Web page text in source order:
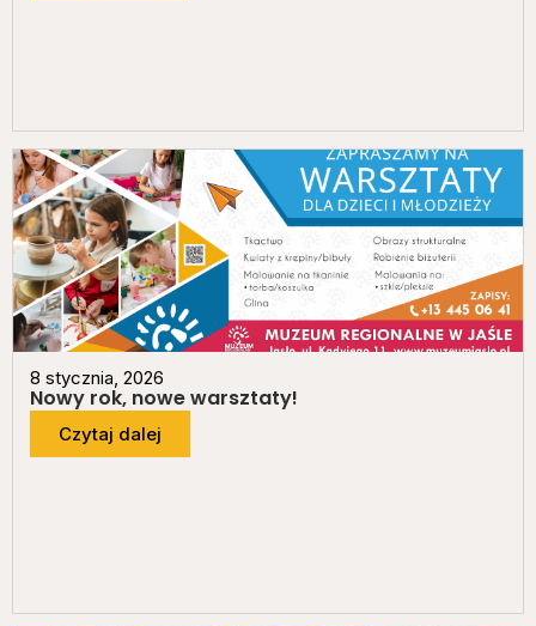
8 stycznia, 2026
Nowy rok, nowe warsztaty!
Czytaj dalej